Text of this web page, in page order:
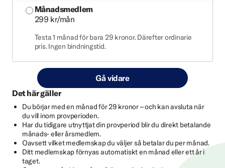
Månadsmedlem
299 kr/mån
Testa 1 månad för bara 29 kronor. Därefter ordinarie
pris. Ingen bindningstid.
Gå vidare
Det här gäller
Du börjar med en månad för 29 kronor – och kan avsluta när
du vill inom provperioden.
Har du tidigare utnyttjat din provperiod blir du direkt betalande
månads- eller årsmedlem.
Oavsett vilket medlemskap du väljer så betalar du per månad.
Ditt medlemskap förnyas automatiskt en månad eller ett år i
taget.